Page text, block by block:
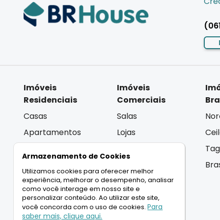
Imóveis
Residenciais
Casas
Apartamentos
Lançamentos
Imóveis
Comerciais
Salas
Lojas
LIGAMOS PARA VOCÊ
Armazenamento de Cookies
Utilizamos cookies para oferecer melhor
experiência, melhorar o desempenho, analisar
como você interage em nosso site e
personalizar conteúdo. Ao utilizar este site,
você concorda com o uso de cookies.Para
saber mais, clique aqui.